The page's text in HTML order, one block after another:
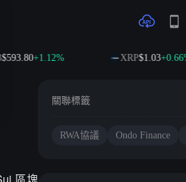
+1.12% XRP$1.03+0.66%
關聯標籤
RWA協議 Ondo Finance